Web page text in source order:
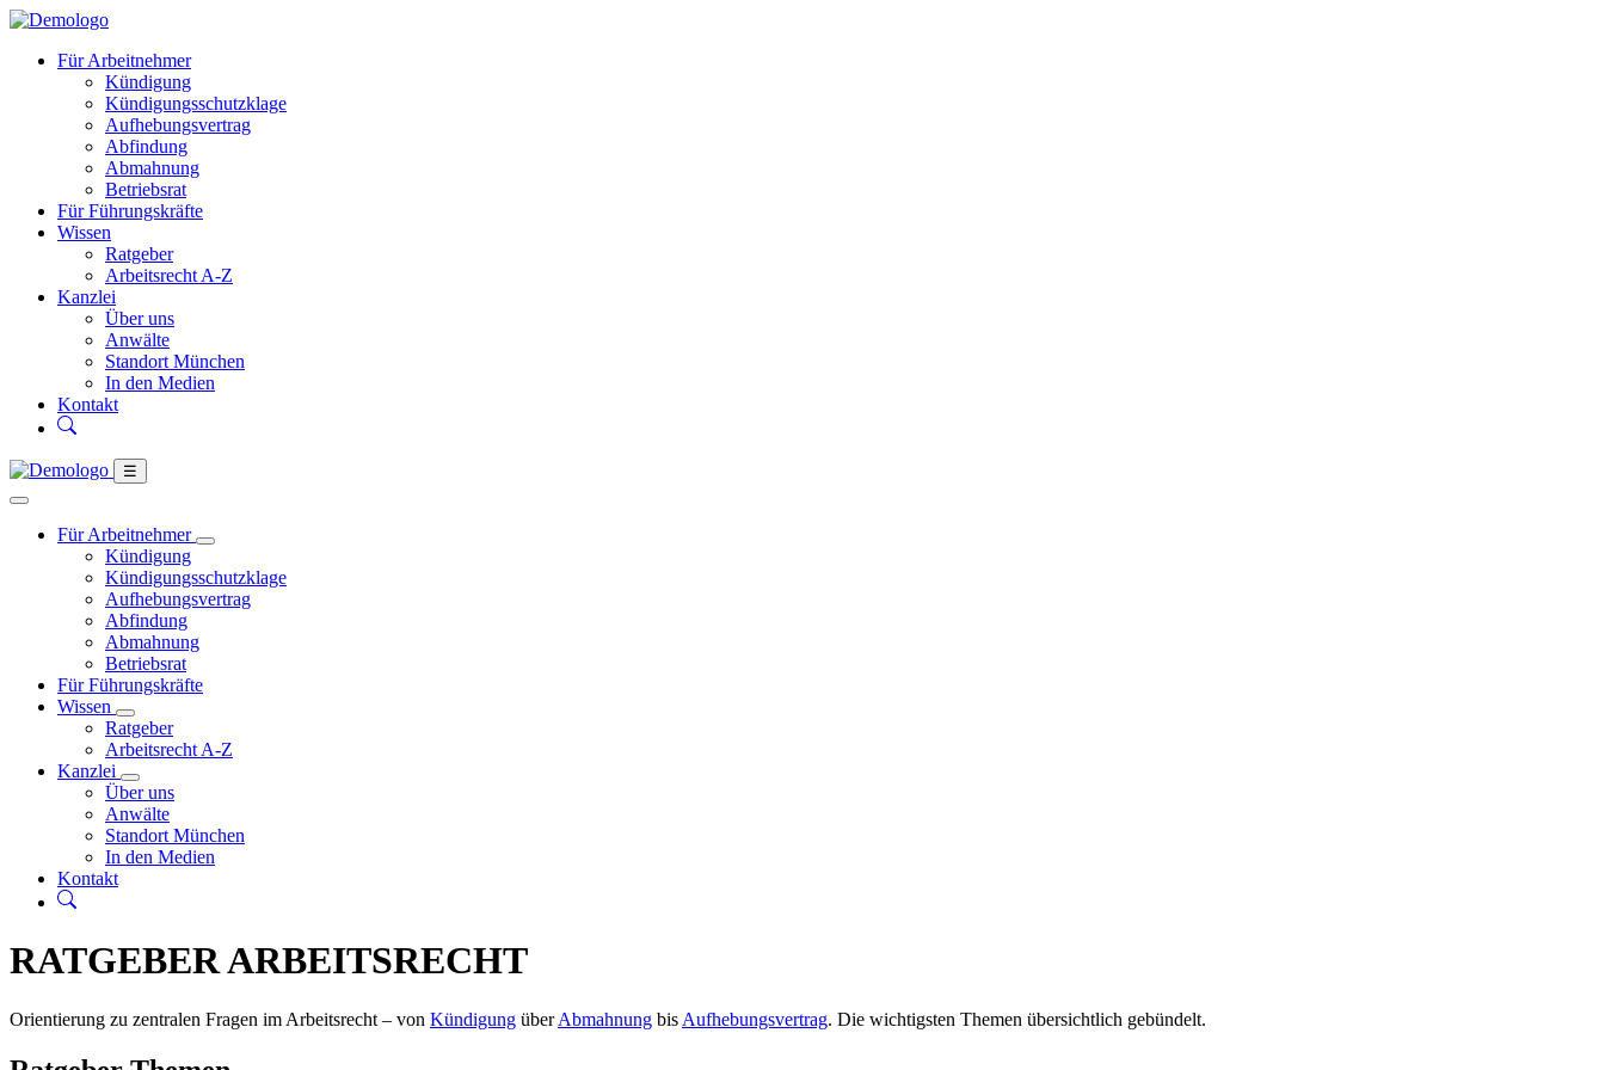
Für Arbeitnehmer
Kündigung
Kündigungsschutzklage
Aufhebungsvertrag
Abfindung
Abmahnung
Betriebsrat
Für Führungskräfte
Wissen
Ratgeber
Arbeitsrecht A-Z
Kanzlei
Über uns
Anwälte
Standort München
In den Medien
Kontakt
☰
Für Arbeitnehmer
Kündigung
Kündigungsschutzklage
Aufhebungsvertrag
Abfindung
Abmahnung
Betriebsrat
Für Führungskräfte
Wissen
Ratgeber
Arbeitsrecht A-Z
Kanzlei
Über uns
Anwälte
Standort München
In den Medien
Kontakt
RATGEBER ARBEITSRECHT
Orientierung zu zentralen Fragen im Arbeitsrecht – von Kündigung überAbmahnung bis Aufhebungsvertrag. Die wichtigsten Themen übersichtlich gebündelt.